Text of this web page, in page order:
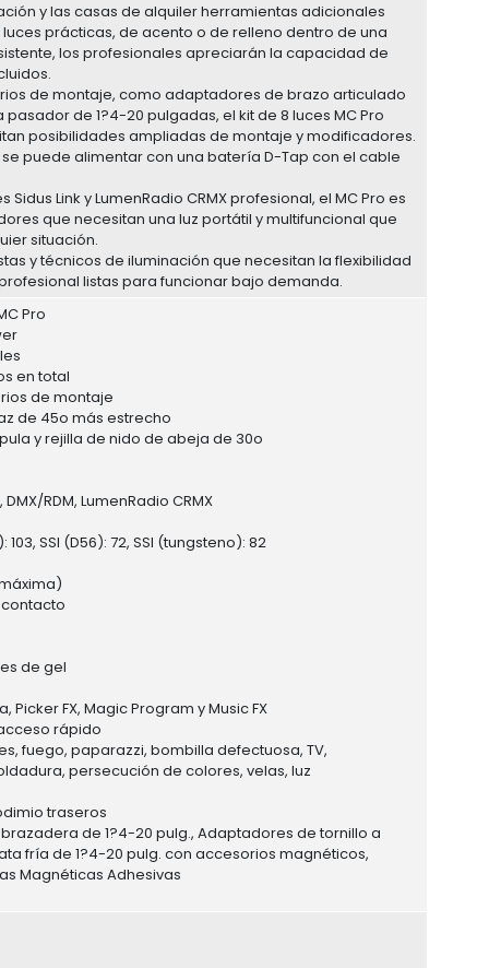
y las casas de alquiler herramientas adicionales
prácticas, de acento o de relleno dentro de una
los profesionales apreciarán la capacidad de
de montaje, como adaptadores de brazo articulado
de 1?4-20 pulgadas, el kit de 8 luces MC Pro
posibilidades ampliadas de montaje y modificadores.
puede alimentar con una batería D-Tap con el cable
Link y LumenRadio CRMX profesional, el MC Pro es
que necesitan una luz portátil y multifuncional que
situación.
y técnicos de iluminación que necesitan la flexibilidad
listas para funcionar bajo demanda.
Pro
en total
de montaje
de 45o más estrecho
y rejilla de nido de abeja de 30o
RDM, LumenRadio CRMX
SSI (D56): 72, SSI (tungsteno): 82
de gel
FX, Magic Program y Music FX
rápido
fuego, paparazzi, bombilla defectuosa, TV,
persecución de colores, velas, luz
traseros
de 1?4-20 pulg., Adaptadores de tornillo a
fría de 1?4-20 pulg. con accesorios magnéticos,
Magnéticas Adhesivas